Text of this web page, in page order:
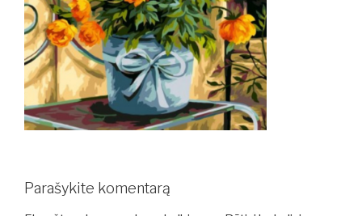
Parašykite komentarą